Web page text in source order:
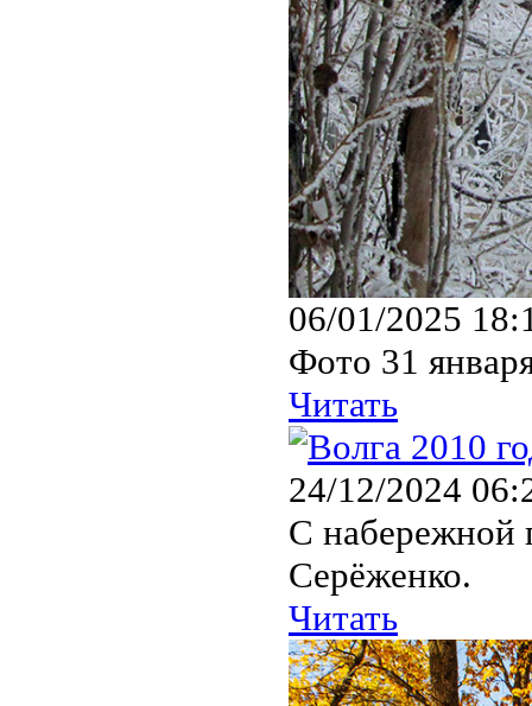
06/01/2025
Фото 31
Читать
24/12/2024
С набережной
Серёженко.
Читать